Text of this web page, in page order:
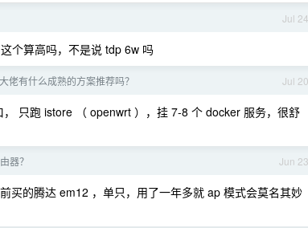
Jul 24
个算高吗，不是说 tdp 6w 吗
Jul 20
佬有什么成熟的方案推荐吗？
只跑 istore （ openwrt ），挂 7-8 个 docker 服务，很舒
Jun 23
器？
买的腾达 em12 ，单只，用了一年多就 ap 模式会莫名其妙